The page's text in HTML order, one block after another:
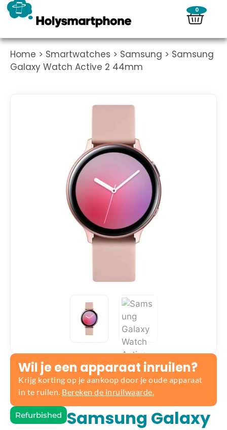
0
Home > Smartwatches > Samsung > Samsung
Galaxy Watch Active 2 44mm
Wil je een apparaat inruilen?
Krijg korting op je aankoop door je oude apparaat
in te ruilen. Bereken de inruilwaarde.
Refurbished
Samsung Galaxy